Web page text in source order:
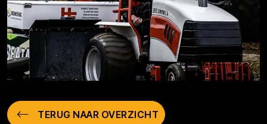
TERUG NAAR OVERZICHT